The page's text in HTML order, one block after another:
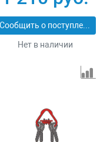
Сообщить о поступлении
Нет в наличии